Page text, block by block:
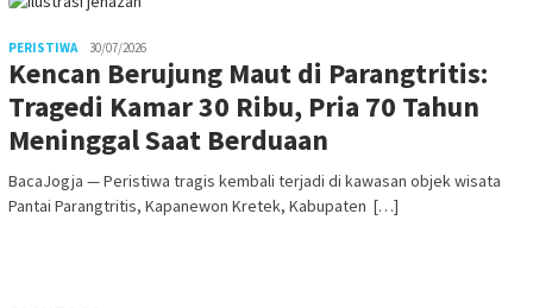
PERISTIWA 30/07/2026
Kencan Berujung Maut di Parangtritis:
Tragedi Kamar 30 Ribu, Pria 70 Tahun
Meninggal Saat Berduaan
BacaJogja — Peristiwa tragis kembali terjadi di kawasan objek wisata
Pantai Parangtritis, Kapanewon Kretek, Kabupaten […]